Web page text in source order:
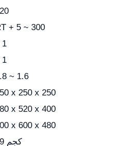
+ 5 ~ 300
1
1
~ 1.6
x 250 x 250
x 520 x 400
x 600 x 480
19 كجم